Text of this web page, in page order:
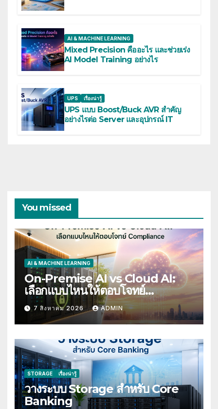
AI & MACHINE LEARNING
Mixed Precision คืออะไร และช่วยเร่ง
AI Model Training อย่างไร
UPS เรื่องน่ารู้
UPS แบบ Boost/Buck AVR สำคัญ
อย่างไรต่อ Server และอุปกรณ์ IT
You missed
AI & MACHINE LEARNING
On-Premise AI vs Cloud AI:
เลือกแบบไหนให้ตอบโจทย์
Compliance
7 สิงหาคม 2026 ADMIN
STORAGE เรื่องน่ารู้
วางระบบ Storage สำหรับ Core
Banking